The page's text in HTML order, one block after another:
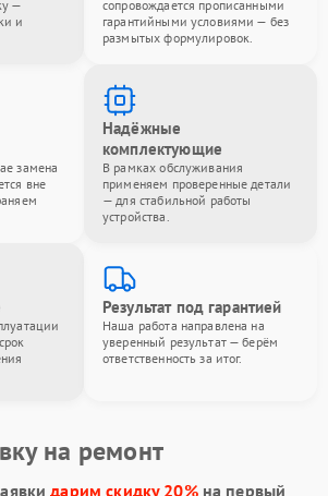
—
и
сопровождается прописанными
гарантийными условиями — без
размытых формулировок.
замена
вне
Надёжные
комплектующие
В рамках обслуживания
применяем проверенные детали
— для стабильной работы
устройства.
Результат под гарантией
Наша работа направлена на
уверенный результат — берём
ответственность за итог.
на ремонт
дарим скидку 20%на первый